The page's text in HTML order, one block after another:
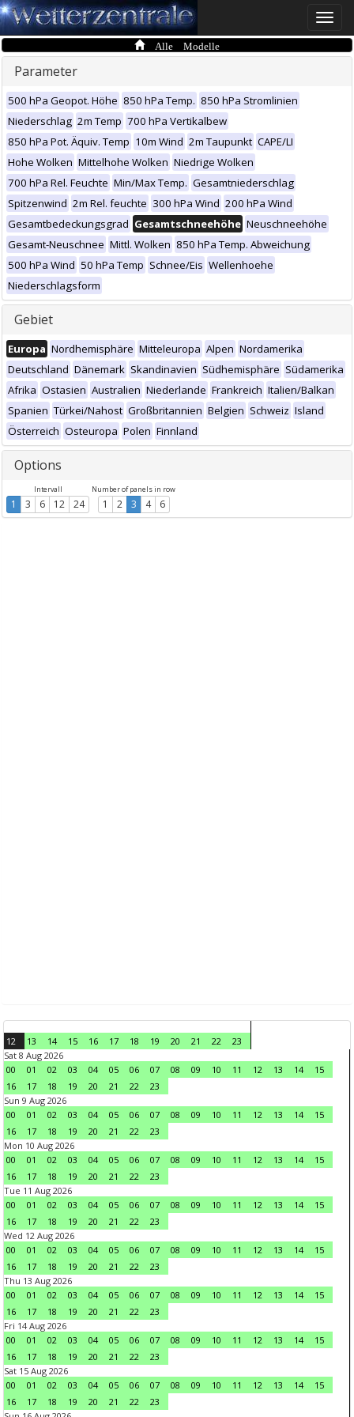
Toggle
Alle Modelle
Parameter
500 hPa Geopot. Höhe 850 hPa Temp. 850 hPa Stromlinien
Niederschlag 2m Temp 700 hPa Vertikalbew
850 hPa Pot. Äquiv. Temp 10m Wind 2m Taupunkt CAPE/LI
Hohe Wolken Mittelhohe Wolken Niedrige Wolken
700 hPa Rel. Feuchte Min/Max Temp. Gesamtniederschlag
Spitzenwind 2m Rel. feuchte 300 hPa Wind 200 hPa Wind
Gesamtbedeckungsgrad Gesamtschneehöhe Neuschneehöhe
Gesamt-Neuschnee Mittl. Wolken 850 hPa Temp. Abweichung
500 hPa Wind 50 hPa Temp Schnee/Eis Wellenhoehe
Niederschlagsform
Gebiet
Europa Nordhemisphäre Mitteleuropa Alpen Nordamerika
Deutschland Dänemark Skandinavien Südhemisphäre Südamerika
Afrika Ostasien Australien Niederlande Frankreich Italien/Balkan
Spanien Türkei/Nahost Großbritannien Belgien Schweiz Island
Österreich Osteuropa Polen Finnland
Options
Intervall
1 3 6 12 24
Number of panels in row
1 2 3 4 6
12 13 14 15 16 17 18 19 20 21 22
23
Sat 8 Aug 2026
00
01 02 03 04 05 06 07 08 09 10 11 12 13 14
15
16
17 18 19 20 21 22
23
Sun 9 Aug 2026
00
01 02 03 04 05 06 07 08 09 10 11 12 13 14
15
16
17 18 19 20 21 22
23
Mon 10 Aug 2026
00
01 02 03 04 05 06 07 08 09 10 11 12 13 14
15
16
17 18 19 20 21 22
23
Tue 11 Aug 2026
00
01 02 03 04 05 06 07 08 09 10 11 12 13 14
15
16
17 18 19 20 21 22
23
Wed 12 Aug 2026
00
01 02 03 04 05 06 07 08 09 10 11 12 13 14
15
16
17 18 19 20 21 22
23
Thu 13 Aug 2026
00
01 02 03 04 05 06 07 08 09 10 11 12 13 14
15
16
17 18 19 20 21 22
23
Fri 14 Aug 2026
00
01 02 03 04 05 06 07 08 09 10 11 12 13 14
15
16
17 18 19 20 21 22
23
Sat 15 Aug 2026
00
01 02 03 04 05 06 07 08 09 10 11 12 13 14
15
16
17 18 19 20 21 22
23